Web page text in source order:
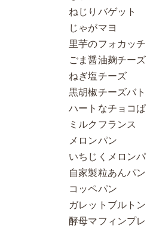
ねじりバゲット
じゃがマヨ
里芋のフォカッチ
ごま醤油麹チーズ
ねぎ塩チーズ
黒胡椒チーズバト
ハートなチョコぱ
ミルクフランス
メロンパン
いちじくメロン
自家製粒あんパン
コッペパン
ガレットブルトン
酵母マフィンプレ